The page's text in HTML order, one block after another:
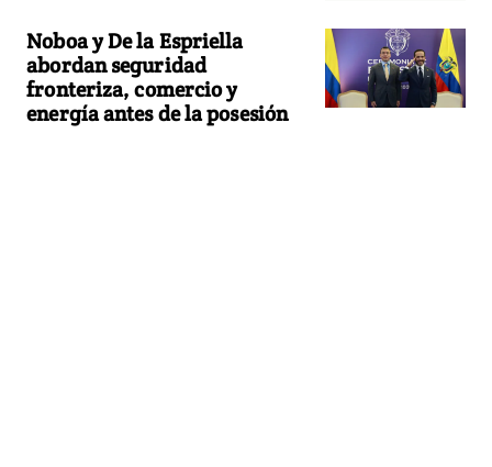
Noboa y De la Espriella
abordan seguridad
fronteriza, comercio y
energía antes de la posesión